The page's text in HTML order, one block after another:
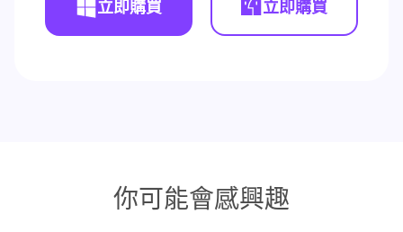
立即購買 立即購買
你可能會感興趣